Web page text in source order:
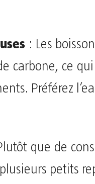
: Les
carbone, ce
Préférez
que de
petits